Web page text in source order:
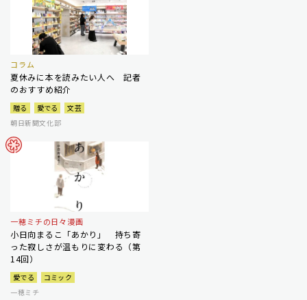
コラム
夏休みに本を読みたい人へ 記者
のおすすめ紹介
贈る 愛でる
文芸
朝日新聞文化部
一穂ミチの日々漫画
小日向まるこ「あかり」 持ち寄
った寂しさが温もりに変わる（第
14回）
愛でる
コミック
一穂ミチ